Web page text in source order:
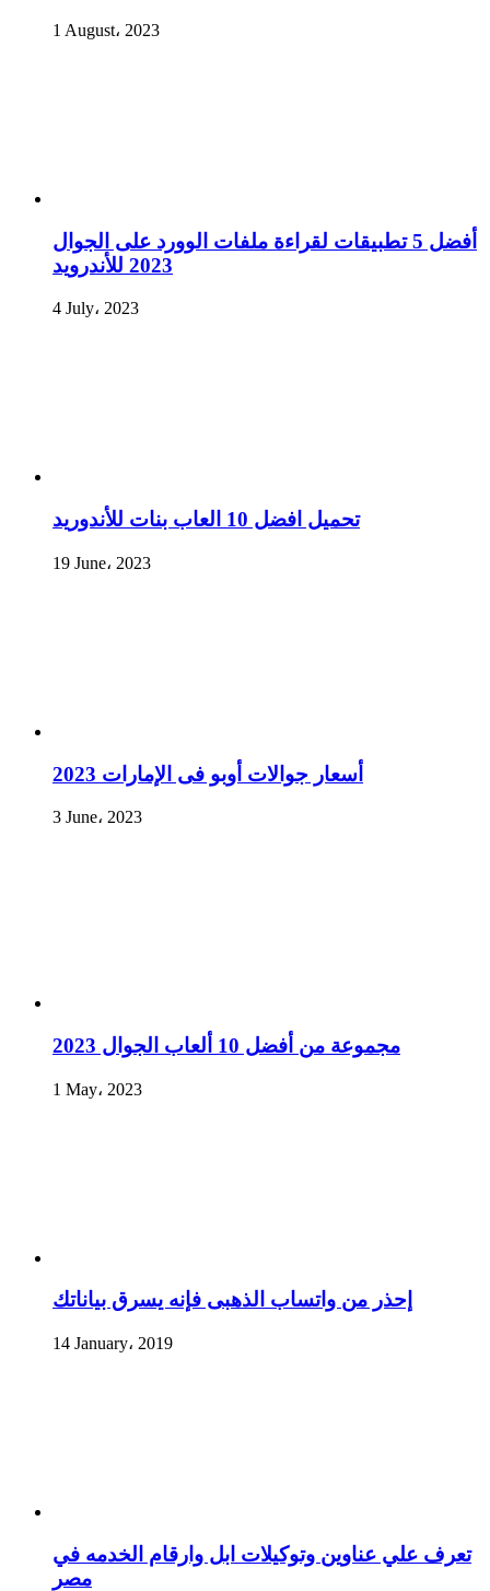
1 August، 2023
أفضل 5 تطبيقات لقراءة ملفات الوورد على الجوال
2023 للأندرويد
4 July، 2023
تحميل افضل 10 العاب بنات للأندوريد
19 June، 2023
أسعار جوالات أوبو فى الإمارات 2023
3 June، 2023
مجموعة من أفضل 10 ألعاب الجوال 2023
1 May، 2023
إحذر من واتساب الذهبى فإنه يسرق بياناتك
14 January، 2019
تعرف علي عناوين وتوكيلات ابل وارقام الخدمه في
مصر